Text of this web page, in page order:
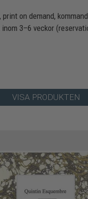
print on demand,
3–6 veckor
VISA PRODUKTEN